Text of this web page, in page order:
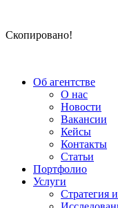
Скопировано!
Об агентстве
О нас
Новости
Вакансии
Кейсы
Контакты
Статьи
Портфолио
Услуги
Стратегия